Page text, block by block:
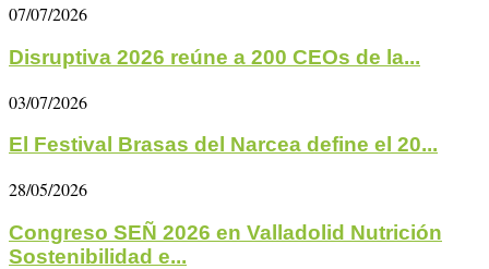
07/07/2026
Disruptiva 2026 reúne a 200 CEOs de la...
03/07/2026
El Festival Brasas del Narcea define el 20...
28/05/2026
Congreso SEÑ 2026 en Valladolid Nutrición
Sostenibilidad e...